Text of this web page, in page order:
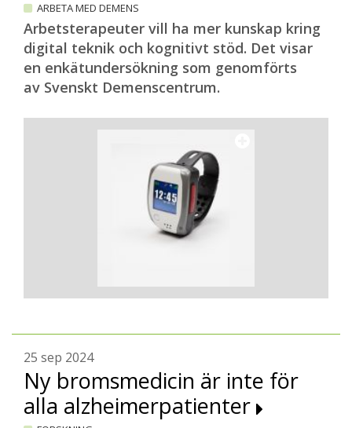
ARBETA MED DEMENS
Arbetsterapeuter vill ha mer kunskap kring
digital teknik och kognitivt stöd. Det visar
en enkätundersökning som genomförts
av Svenskt Demenscentrum.
25 sep 2024
Ny bromsmedicin är inte för
alla alzheimerpatienter